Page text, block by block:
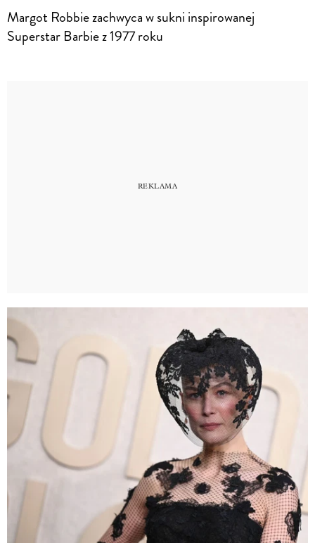
Margot Robbie zachwyca w sukni inspirowanej
Superstar Barbie z 1977 roku